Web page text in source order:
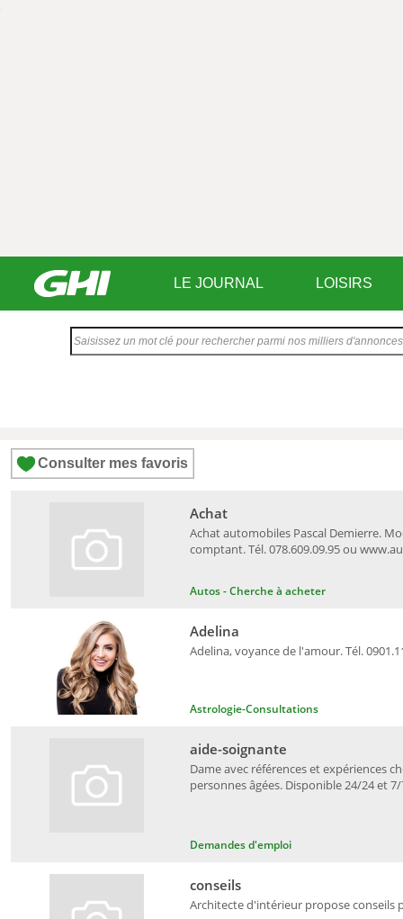
LE JOURNAL LOISIRS
Consulter mes favoris
Autos - Cherche à acheter
Achat automobiles Pascal Demierre.
comptant. Tél. 078.609.09.95 ou
Achat
Astrologie-Consultations
Adelina, voyance de l'amour. Tél.
Adelina
Demandes d'emploi
Dame avec références et expériences
personnes âgées. Disponible 24/24 et 7/
aide-soignante
Architecte d'intérieur propose conseils
conseils